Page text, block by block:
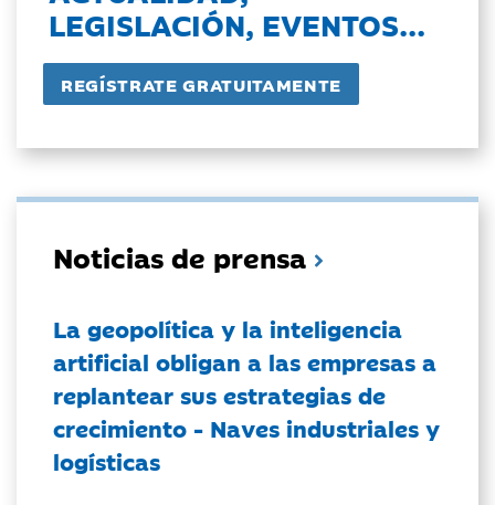
LEGISLACIÓN, EVENTOS...
Noticias de prensa
La geopolítica y la inteligencia
artificial obligan a las empresas a
replantear sus estrategias de
crecimiento - Naves industriales y
logísticas